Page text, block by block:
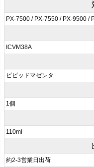
PX-7500 / PX-7550 / PX-9500 /
ICVM38A
ビビッドマゼンタ
1個
110ml
約2-3営業日出荷